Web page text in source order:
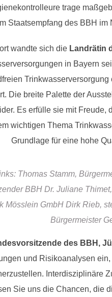
trage
Staatsempfang des BBH im
wandte sich die Landrätin
in Bayern
Die breite Palette der
Es erfülle sie mit
wichtigen Thema
Grundlage für eine hohe
Thomas Stamm,
BBH Dr. Juliane
Mösslein GmbH Dirk Rieb,
Bürgermeister
des BBH,
und Risikoanalysen
Interdisziplinäre
Sie uns die Chancen, die